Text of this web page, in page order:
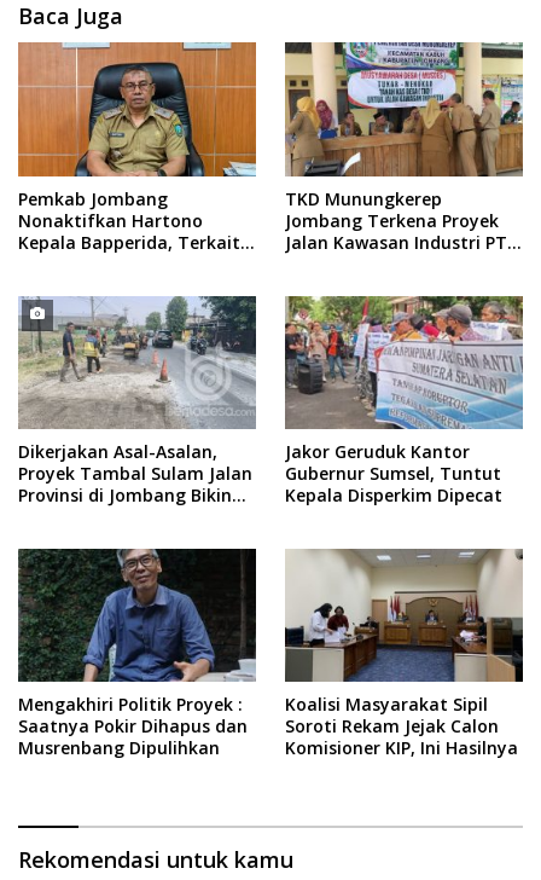
Baca Juga
Pemkab Jombang
Nonaktifkan Hartono
Kepala Bapperida, Terkait
TKD Munungkerep
Jombang Terkena Proyek
Jalan Kawasan Industri PT
Dikerjakan Asal-Asalan,
Proyek Tambal Sulam Jalan
Provinsi di Jombang Bikin
Jakor Geruduk Kantor
Gubernur Sumsel, Tuntut
Kepala Disperkim Dipecat
Mengakhiri Politik Proyek :
Saatnya Pokir Dihapus dan
Musrenbang Dipulihkan
Koalisi Masyarakat Sipil
Soroti Rekam Jejak Calon
Komisioner KIP, Ini Hasilnya
Rekomendasi untuk kamu